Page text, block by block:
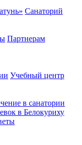
Санаторий
Партнерам
Учебный центр
в санатории
в Белокуриху